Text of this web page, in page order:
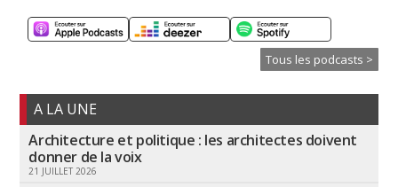
Tous les podcasts >
A LA UNE
Architecture et politique : les architectes doivent
donner de la voix
21 JUILLET 2026